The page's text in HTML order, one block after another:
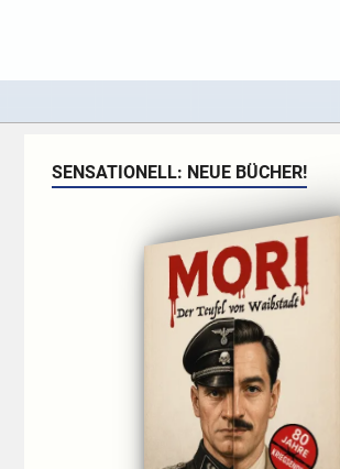
SENSATIONELL: NEUE BÜCHER!